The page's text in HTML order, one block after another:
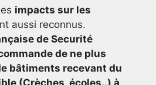
impacts sur les
aussi reconnus.
de Securité
de ne plus
bâtiments recevant du